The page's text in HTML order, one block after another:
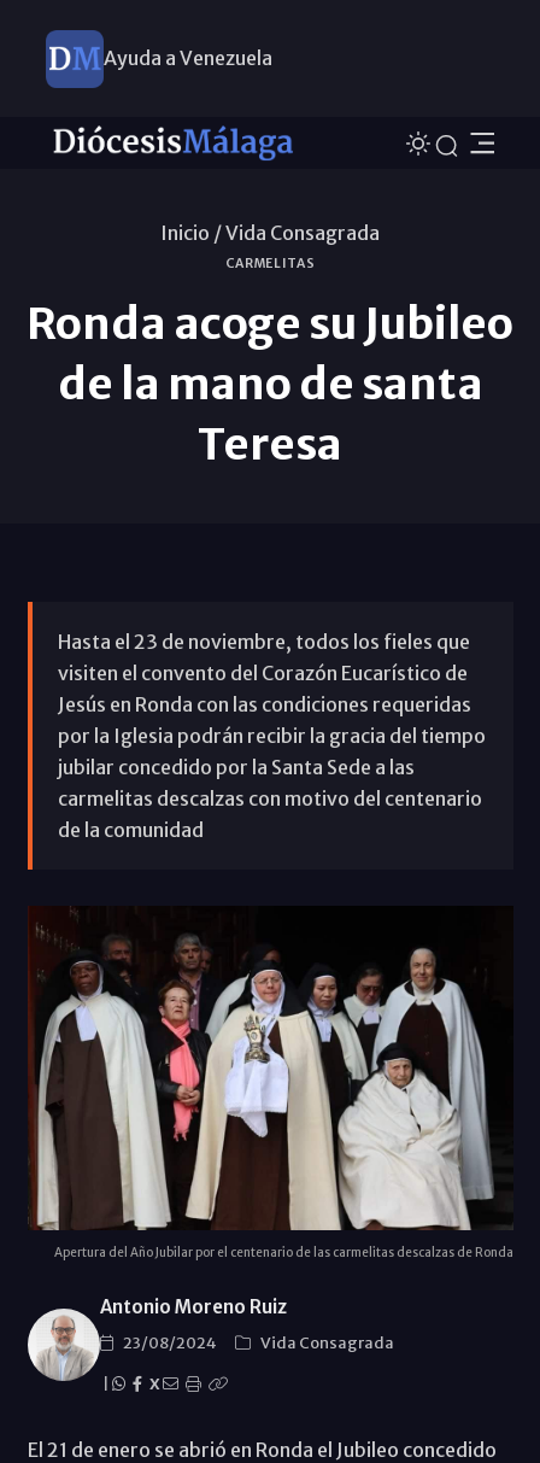
Ayuda a Venezuela
Inicio /Vida Consagrada
CARMELITAS
Ronda acoge su Jubileo
de la mano de santa
Teresa
Hasta el 23 de noviembre, todos los fieles que
visiten el convento del Corazón Eucarístico de
Jesús en Ronda con las condiciones requeridas
por la Iglesia podrán recibir la gracia del tiempo
jubilar concedido por la Santa Sede a las
carmelitas descalzas con motivo del centenario
de la comunidad
Apertura del Año Jubilar por el centenario de las carmelitas descalzas de Ronda
Antonio Moreno Ruiz
23/08/2024
Vida Consagrada
X
El 21 de enero se abrió en Ronda el Jubileo concedido